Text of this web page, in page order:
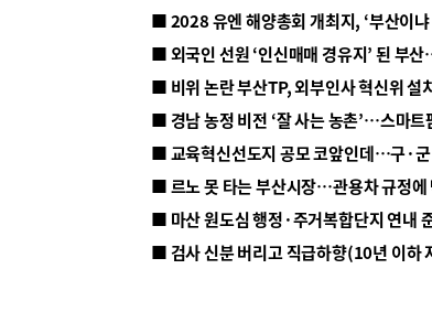
■ 2028 유엔 해양총회 개최지, ‘부산이
■ 외국인 선원 ‘인신매매 경유지’ 된 부
■ 비위 논란 부산TP, 외부인사 혁신위 설
■ 르노 못 타는 부산시장…관용차 규정에
■ 마산 원도심 행정·주거복합단지 연내